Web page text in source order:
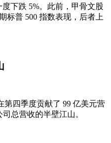
下跌 5%。此前，甲骨文股
标普 500 指数表现，后者上
第四季度贡献了 99 亿美元营
总营收的半壁江山。